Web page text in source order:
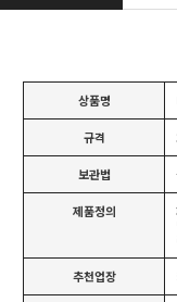
상품명
규격
보관법
제품정의
추천업장